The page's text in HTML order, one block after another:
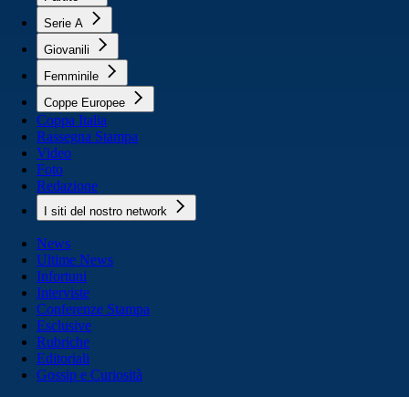
Serie A
Giovanili
Femminile
Coppe Europee
Coppa Italia
Rassegna Stampa
Video
Foto
Redazione
I siti del nostro network
News
Ultime News
Infortuni
Interviste
Conferenze Stampa
Esclusive
Rubriche
Editoriali
Gossip e Curiosità